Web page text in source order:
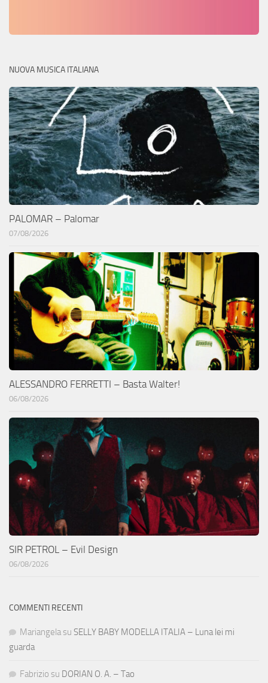
NUOVA MUSICA ITALIANA
PALOMAR – Palomar
07/08/2026
ALESSANDRO FERRETTI – Basta Walter!
06/08/2026
SIR PETROL – Evil Design
06/08/2026
COMMENTI RECENTI
Mariangela su SELLY BABY MODELLA ITALIA – Luna lei mi
guarda
Fabrizio su DORIAN O. A. – Tao